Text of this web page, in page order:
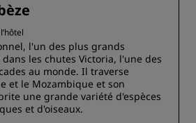
l'un des plus grands
les chutes Victoria, l'une des
au monde. Il traverse
et le Mozambique et son
une grande variété d'espèces
et d'oiseaux.